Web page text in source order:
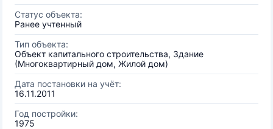
Статус объекта:
Ранее учтенный
Тип объекта:
Объект капитального строительства, Здание
(Многоквартирный дом, Жилой дом)
Дата постановки на учёт:
16.11.2011
Год постройки:
1975